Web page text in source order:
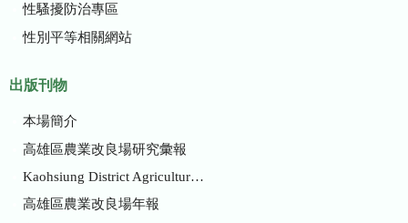
性騷擾防治專區
性別平等相關網站
出版刊物
本場簡介
高雄區農業改良場研究彙報
Kaohsiung District Agricultural Research and Extension Station
高雄區農業改良場年報